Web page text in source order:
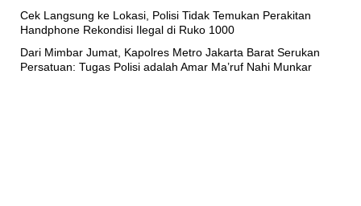
Cek Langsung ke Lokasi, Polisi Tidak Temukan Perakitan
Handphone Rekondisi Ilegal di Ruko 1000
Dari Mimbar Jumat, Kapolres Metro Jakarta Barat Serukan
Persatuan: Tugas Polisi adalah Amar Ma’ruf Nahi Munkar